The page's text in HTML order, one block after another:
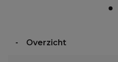
Overzicht